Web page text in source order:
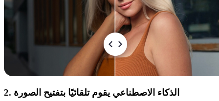
2. الذكاء الاصطناعي يقوم تلقائيًا بتفتيح الصورة